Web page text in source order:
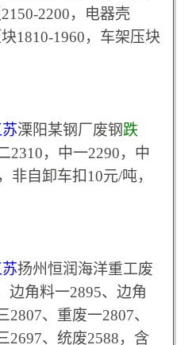
2200，电器壳
1810-1960，车架压块
溧阳某钢厂废钢跌
2310，中一2290，中
非自卸车扣10元/吨，
扬州恒润海洋重工废
边角料一2895、边角
、重废一2807、
2697、统废2588，含